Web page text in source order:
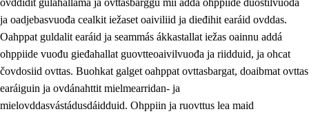
ovddidit gulahallama ja ovttasbarggu mii addá ohppiide duostilvuođa
ja oadjebasvuođa cealkit iežaset oaiviliid ja dieđihit earáid ovddas.
Oahppat guldalit earáid ja seammás ákkastallat iežas oainnu addá
ohppiide vuođu gieđahallat guovtteoaivilvuođa ja riidduid, ja ohcat
čovdosiid ovttas. Buohkat galget oahppat ovttasbargat, doaibmat ovttas
earáiguin ja ovdánahttit mielmearridan- ja
mielovddasvástádusdáidduid. Ohppiin ja ruovttus lea maid